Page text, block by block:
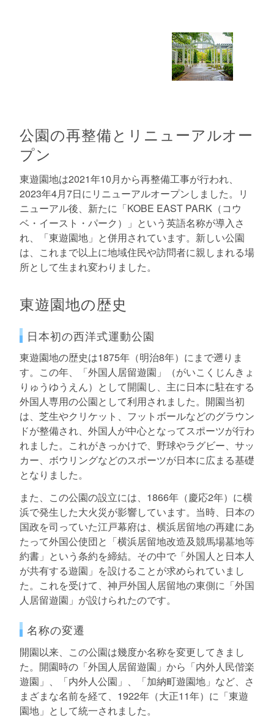
公園の再整備とリニューアルオー
プン
東遊園地は2021年10月から再整備工事が行われ、
2023年4月7日にリニューアルオープンしました。リ
ニューアル後、新たに「KOBE EAST PARK（コウ
ベ・イースト・パーク）」という英語名称が導入さ
れ、「東遊園地」と併用されています。新しい公園
は、これまで以上に地域住民や訪問者に親しまれる場
所として生まれ変わりました。
東遊園地の歴史
日本初の西洋式運動公園
東遊園地の歴史は1875年（明治8年）にまで遡りま
す。この年、「外国人居留遊園」（がいこくじんきょ
りゅうゆうえん）として開園し、主に日本に駐在する
外国人専用の公園として利用されました。開園当初
は、芝生やクリケット、フットボールなどのグラウン
ドが整備され、外国人が中心となってスポーツが行わ
れました。これがきっかけで、野球やラグビー、サッ
カー、ボウリングなどのスポーツが日本に広まる基礎
となりました。
また、この公園の設立には、1866年（慶応2年）に横
浜で発生した大火災が影響しています。当時、日本の
国政を司っていた江戸幕府は、横浜居留地の再建にあ
たって外国公使団と「横浜居留地改造及競馬場墓地等
約書」という条約を締結。その中で「外国人と日本人
が共有する遊園」を設けることが求められていまし
た。これを受けて、神戸外国人居留地の東側に「外国
人居留遊園」が設けられたのです。
名称の変遷
開園以来、この公園は幾度か名称を変更してきまし
た。開園時の「外国人居留遊園」から「内外人民偕楽
遊園」、「内外人公園」、「加納町遊園地」など、さ
まざまな名前を経て、1922年（大正11年）に「東遊
園地」として統一されました。